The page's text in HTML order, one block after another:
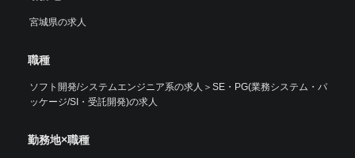
宮城県の求人
職種
ソフト開発/システムエンジニア系の求人 ＞ SE・PG(業務システム・パ
ッケージ/SI・受託開発)の求人
勤務地×職種